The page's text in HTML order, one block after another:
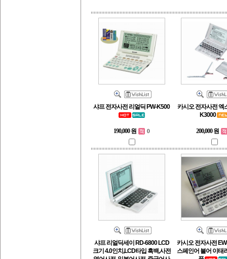
샤프 전자사전 리얼딕 PW-K500
190,000 원 0
카시오 전자사전 엑
K3000
200,000 원
샤프 리얼딕세이 RD-6800 LCD
크기 4.0인치,LCD타입 흑백,사전
카시오 전자사전
스페인어 불어 이태